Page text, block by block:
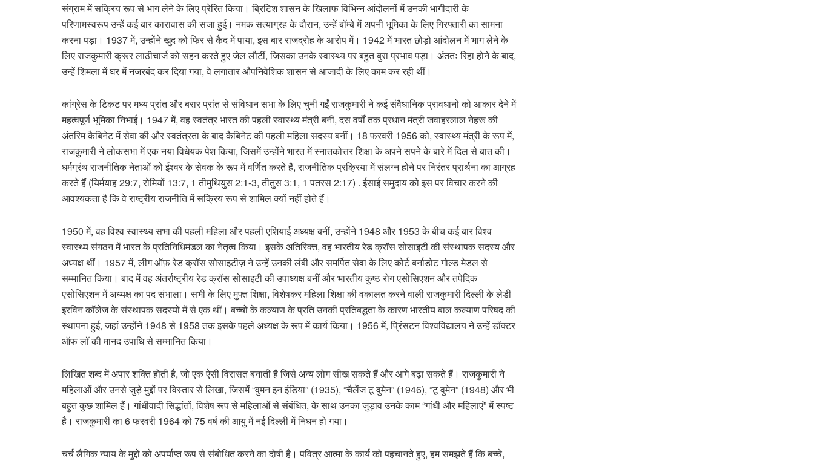
संग्राम में सक्रिय रूप से भाग लेने के लिए प्रेरित किया। ब्रिटिश शासन के खिलाफ विभिन्न आंदोलनों में उनकी भागीदारी के
परिणामस्वरूप उन्हें कई बार कारावास की सजा हुई। नमक सत्याग्रह के दौरान, उन्हें बॉम्बे में अपनी भूमिका के लिए गिरफ्तारी का सामना
करना पड़ा। 1937 में, उन्होंने खुद को फिर से कैद में पाया, इस बार राजद्रोह के आरोप में। 1942 में भारत छोड़ो आंदोलन में भाग लेने के
लिए राजकुमारी क्रूर लाठीचार्ज को सहन करते हुए जेल लौटीं, जिसका उनके स्वास्थ्य पर बहुत बुरा प्रभाव पड़ा। अंततः रिहा होने के बाद,
उन्हें शिमला में घर में नजरबंद कर दिया गया, वे लगातार औपनिवेशिक शासन से आजादी के लिए काम कर रही थीं।
कांग्रेस के टिकट पर मध्य प्रांत और बरार प्रांत से संविधान सभा के लिए चुनी गईं राजकुमारी ने कई संवैधानिक प्रावधानों को आकार देने में
महत्वपूर्ण भूमिका निभाई। 1947 में, वह स्वतंत्र भारत की पहली स्वास्थ्य मंत्री बनीं, दस वर्षों तक प्रधान मंत्री जवाहरलाल नेहरू की
अंतरिम कैबिनेट में सेवा की और स्वतंत्रता के बाद कैबिनेट की पहली महिला सदस्य बनीं। 18 फरवरी 1956 को, स्वास्थ्य मंत्री के रूप में,
राजकुमारी ने लोकसभा में एक नया विधेयक पेश किया, जिसमें उन्होंने भारत में स्नातकोत्तर शिक्षा के अपने सपने के बारे में दिल से बात की।
धर्मग्रंथ राजनीतिक नेताओं को ईश्वर के सेवक के रूप में वर्णित करते हैं, राजनीतिक प्रक्रिया में संलग्न होने पर निरंतर प्रार्थना का आग्रह
करते हैं (यिर्मयाह 29:7, रोमियों 13:7, 1 तीमुथियुस 2:1-3, तीतुस 3:1, 1 पतरस 2:17) . ईसाई समुदाय को इस पर विचार करने की
आवश्यकता है कि वे राष्ट्रीय राजनीति में सक्रिय रूप से शामिल क्यों नहीं होते हैं।
1950 में, वह विश्व स्वास्थ्य सभा की पहली महिला और पहली एशियाई अध्यक्ष बनीं, उन्होंने 1948 और 1953 के बीच कई बार विश्व
स्वास्थ्य संगठन में भारत के प्रतिनिधिमंडल का नेतृत्व किया। इसके अतिरिक्त, वह भारतीय रेड क्रॉस सोसाइटी की संस्थापक सदस्य और
अध्यक्ष थीं। 1957 में, लीग ऑफ़ रेड क्रॉस सोसाइटीज़ ने उन्हें उनकी लंबी और समर्पित सेवा के लिए कोर्ट बर्नाडोट गोल्ड मेडल से
सम्मानित किया। बाद में वह अंतर्राष्ट्रीय रेड क्रॉस सोसाइटी की उपाध्यक्ष बनीं और भारतीय कुष्ठ रोग एसोसिएशन और तपेदिक
एसोसिएशन में अध्यक्ष का पद संभाला। सभी के लिए मुफ्त शिक्षा, विशेषकर महिला शिक्षा की वकालत करने वाली राजकुमारी दिल्ली के लेडी
इरविन कॉलेज के संस्थापक सदस्यों में से एक थीं। बच्चों के कल्याण के प्रति उनकी प्रतिबद्धता के कारण भारतीय बाल कल्याण परिषद की
स्थापना हुई, जहां उन्होंने 1948 से 1958 तक इसके पहले अध्यक्ष के रूप में कार्य किया। 1956 में, प्रिंसटन विश्वविद्यालय ने उन्हें डॉक्टर
ऑफ लॉ की मानद उपाधि से सम्मानित किया।
लिखित शब्द में अपार शक्ति होती है, जो एक ऐसी विरासत बनाती है जिसे अन्य लोग सीख सकते हैं और आगे बढ़ा सकते हैं। राजकुमारी ने
महिलाओं और उनसे जुड़े मुद्दों पर विस्तार से लिखा, जिसमें “वुमन इन इंडिया” (1935), “चैलेंज टू वुमेन” (1946), “टू वुमेन” (1948) और भी
बहुत कुछ शामिल हैं। गांधीवादी सिद्धांतों, विशेष रूप से महिलाओं से संबंधित, के साथ उनका जुड़ाव उनके काम “गांधी और महिलाएं” में स्पष्ट
है। राजकुमारी का 6 फरवरी 1964 को 75 वर्ष की आयु में नई दिल्ली में निधन हो गया।
चर्च लैंगिक न्याय के मुद्दों को अपर्याप्त रूप से संबोधित करने का दोषी है। पवित्र आत्मा के कार्य को पहचानते हुए, हम समझते हैं कि बच्चे,